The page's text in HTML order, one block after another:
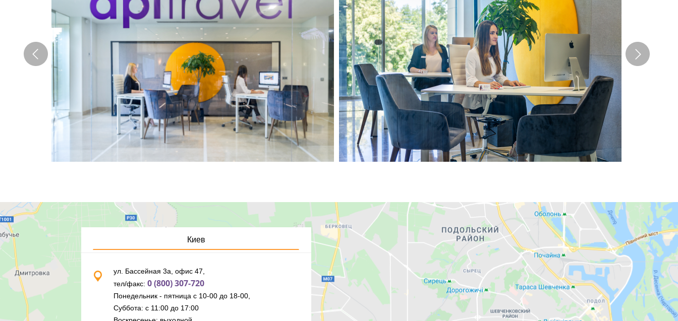
Киев
ул. Бассейная 3а, офис 47,
тел/факс: 0 (800) 307-720
Понедельник - пятница с 10-00 до 18-00,
Суббота: с 11:00 до 17:00